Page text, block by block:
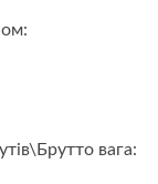
вага: